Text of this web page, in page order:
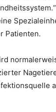
Patienten.